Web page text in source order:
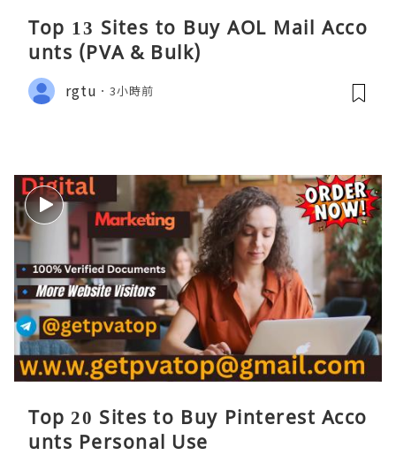
Top 13 Sites to Buy AOL Mail Acco
unts (PVA & Bulk)
rgtu 3小時前
Top 20 Sites to Buy Pinterest Acco
unts Personal Use